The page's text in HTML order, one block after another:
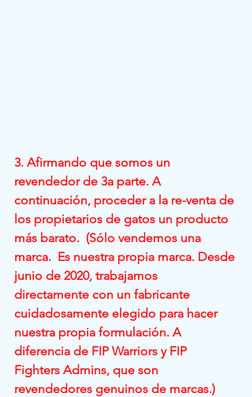
3. Afirmando que somos un
revendedor de 3a parte. A
continuación, proceder a la re-venta de
los propietarios de gatos un producto
más barato.  (Sólo vendemos una
marca.  Es nuestra propia marca. Desde
junio de 2020, trabajamos
directamente con un fabricante
cuidadosamente elegido para hacer
nuestra propia formulación. A
diferencia de FIP Warriors y FIP
Fighters Admins, que son
revendedores genuinos de marcas.)